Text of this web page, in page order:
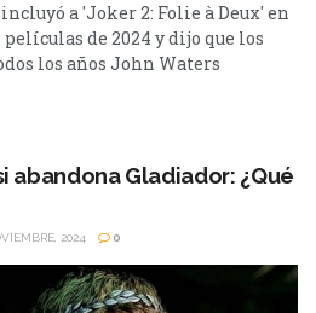
a 'Joker 2: Folie à Deux' en
de 2024 y dijo que los
los años John Waters
su lista de las 10 películas
edición, publicada en el sitio
abandona Gladiador: ¿Qué
2024 0